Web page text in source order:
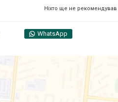
Ніхто ще не рекомендував
WhatsApp